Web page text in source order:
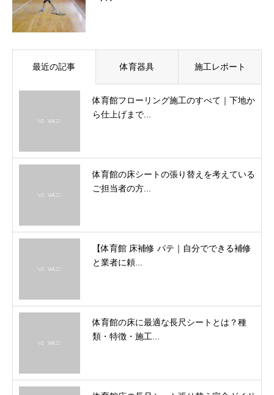
最近の記事 体育器具 施工レポート
体育館フローリング施工のすべて｜下地か
ら仕上げまで...
体育館の床シートの張り替えを考えている
ご担当者の方...
【体育館 床補修 パテ｜自分でできる補修
と業者に頼...
体育館の床に最適な長尺シートとは？種
類・特徴・施工...